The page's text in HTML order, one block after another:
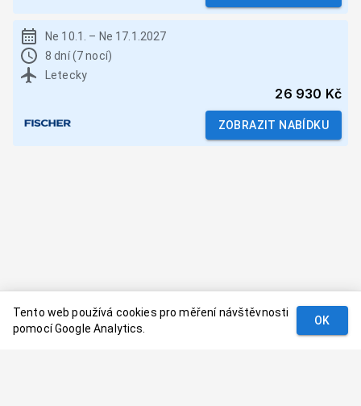
Ne 10.1. – Ne 17.1.2027
8 dní (7 nocí)
Letecky
26 930 Kč
ZOBRAZIT NABÍDKU
Tento web používá cookies pro měření návštěvnosti
pomocí Google Analytics.
OK